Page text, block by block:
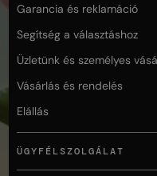
Garancia és reklamáció
Segítség a választáshoz
Üzletünk és személyes
Vásárlás és rendelés
Elállás
ÜGYFÉLSZOLGÁLAT